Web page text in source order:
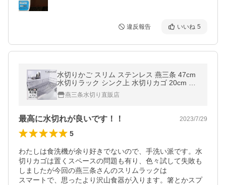
違反報告 いいね 5
水切りかご スリム ステンレス 燕三条 47cm
水切りラック シンク上 水切りカゴ 20cm 日
本製 50001
燕三条水切り直販店
最高に水切れが良いです！！ 2023/7/29
5
わたしは食洗機が余り好きでないので、手洗い派です。水
切りカゴは置くスペースの問題も有り、色々試して失敗も
しましたが今回の燕三条さんのスリムラックは
スマートで、思ったより沢山食器が入ります。箸とかスプ